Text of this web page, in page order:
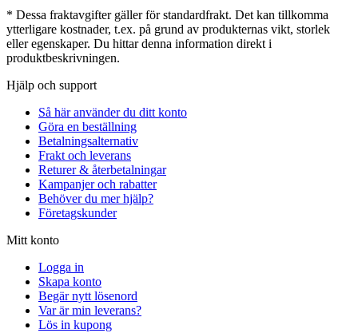
* Dessa fraktavgifter gäller för standardfrakt. Det kan tillkomma
ytterligare kostnader, t.ex. på grund av produkternas vikt, storlek
eller egenskaper. Du hittar denna information direkt i
produktbeskrivningen.
Hjälp och support
Så här använder du ditt konto
Göra en beställning
Betalningsalternativ
Frakt och leverans
Returer & återbetalningar
Kampanjer och rabatter
Behöver du mer hjälp?
Företagskunder
Mitt konto
Logga in
Skapa konto
Begär nytt lösenord
Var är min leverans?
Lös in kupong